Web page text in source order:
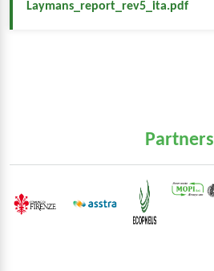
Laymans_report_rev5_ita.pdf
Partners